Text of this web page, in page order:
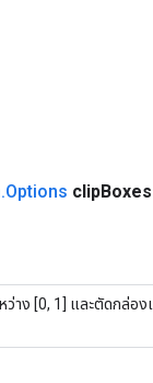
.Options clipBoxes
าง [0, 1] และตัดกล่อง